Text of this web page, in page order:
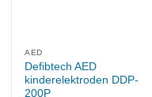
AED
Defibtech AED
kinderelektroden DDP-
200P